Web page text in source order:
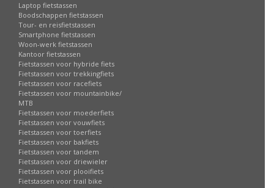
Laptop fietstassen
Boodschappen fietstassen
Tour- en reisfietstassen
Smartphone fietstassen
Woon-werk fietstassen
Kantoor fietstassen
Fietstassen voor hybride fiets
Fietstassen voor trekkingfiets
Fietstassen voor racefiets
Fietstassen voor mountainbike/
MTB
Fietstassen voor moederfiets
Fietstassen voor vouwfiets
Fietstassen voor toerfiets
Fietstassen voor bakfiets
Fietstassen voor tandem
Fietstassen voor driewieler
Fietstassen voor plooifiets
Fietstassen voor trail bike